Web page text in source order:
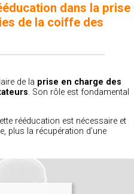
dans la prise
de la coiffe des
de la prise en charge des
. Son rôle est fondamental
rééducation est nécessaire et
plus la récupération d’une